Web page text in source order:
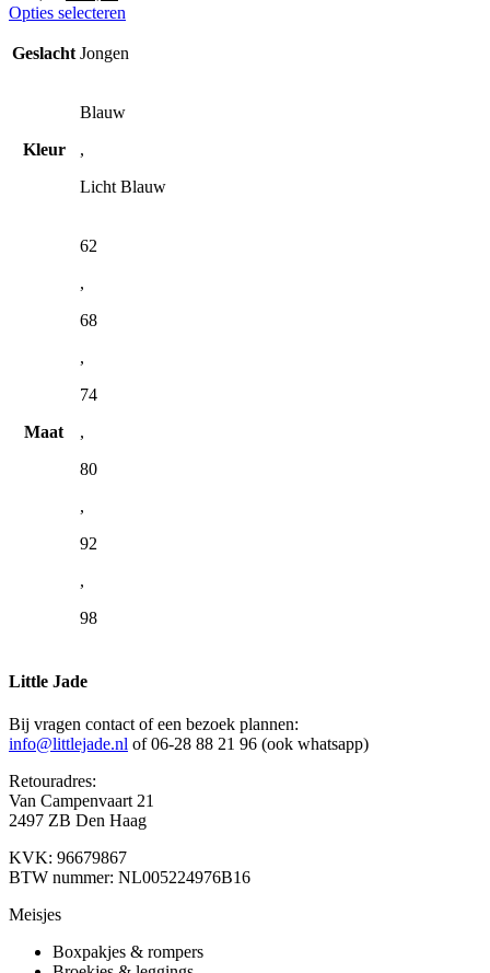
prijs
€ 36,95.
prijs
€ 20,00.
Opties selecteren
heeft
Deze
worden
Geslacht Jongen
Kleur
Blauw
,
Licht Blauw
Maat
62
,
68
,
74
,
80
,
92
,
98
Little Jade
Bij vragen contact of een bezoek plannen:
info@littlejade.nl of 06-28 88 21 96 (ook whatsapp)
Retouradres:
Van Campenvaart 21
2497 ZB Den Haag
KVK: 96679867
BTW nummer: NL005224976B16
Meisjes
Boxpakjes & rompers